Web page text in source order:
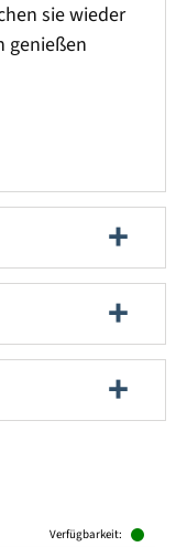
sie wieder
genießen
Verfügbarkeit: